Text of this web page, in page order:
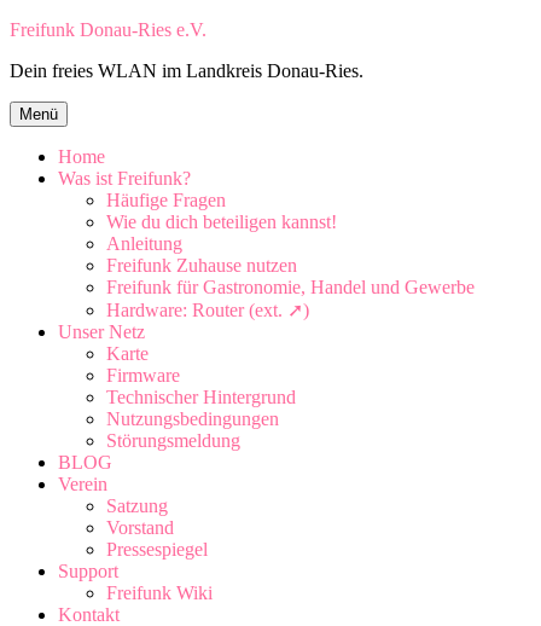
Zum
springen
Freifunk Donau-Ries e.V.
Dein freies WLAN im Landkreis Donau-Ries.
Menü Zum
Inhalt
springen
Home
Was ist Freifunk?
Häufige Fragen
Wie du dich beteiligen kannst!
Anleitung
Freifunk Zuhause nutzen
Freifunk für Gastronomie, Handel und Gewerbe
Hardware: Router (ext. ➚)
Unser Netz
Karte
Firmware
Technischer Hintergrund
Nutzungsbedingungen
Störungsmeldung
BLOG
Verein
Satzung
Vorstand
Pressespiegel
Support
Freifunk Wiki
Kontakt